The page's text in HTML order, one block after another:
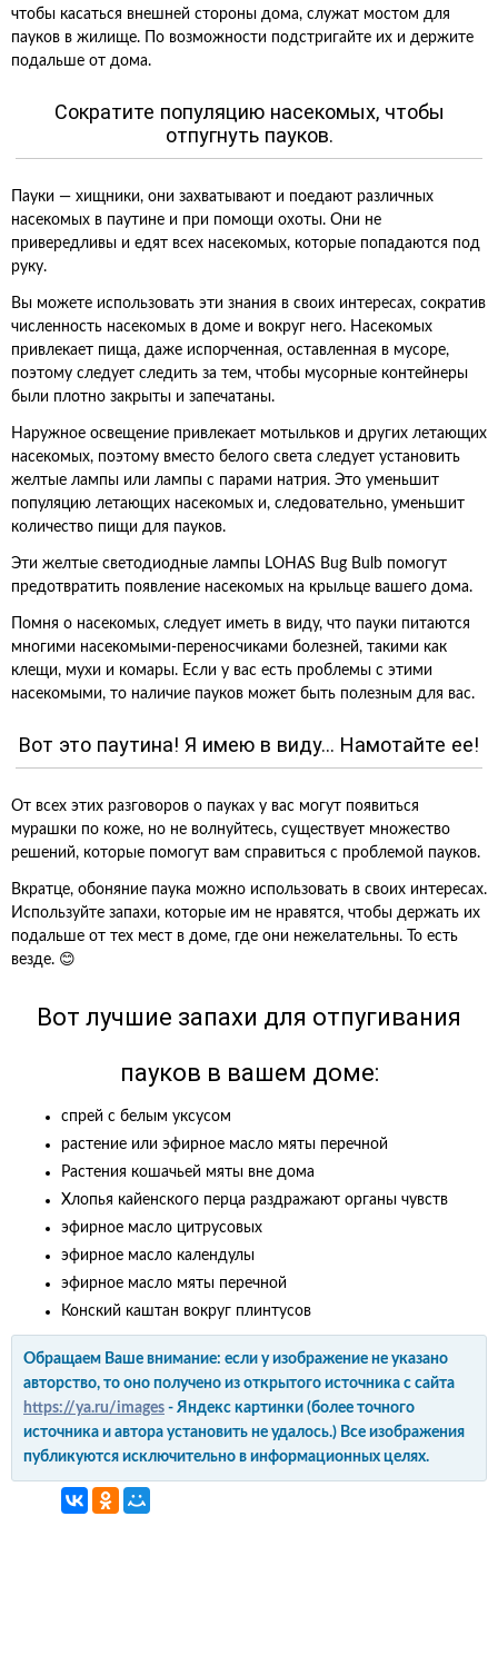
чтобы касаться внешней стороны дома, служат мостом для
пауков в жилище. По возможности подстригайте их и держите
подальше от дома.
Сократите популяцию насекомых, чтобы
отпугнуть пауков.
Пауки — хищники, они захватывают и поедают различных
насекомых в паутине и при помощи охоты. Они не
привередливы и едят всех насекомых, которые попадаются под
руку.
Вы можете использовать эти знания в своих интересах, сократив
численность насекомых в доме и вокруг него. Насекомых
привлекает пища, даже испорченная, оставленная в мусоре,
поэтому следует следить за тем, чтобы мусорные контейнеры
были плотно закрыты и запечатаны.
Наружное освещение привлекает мотыльков и других летающих
насекомых, поэтому вместо белого света следует установить
желтые лампы или лампы с парами натрия. Это уменьшит
популяцию летающих насекомых и, следовательно, уменьшит
количество пищи для пауков.
Эти желтые светодиодные лампы LOHAS Bug Bulb помогут
предотвратить появление насекомых на крыльце вашего дома.
Помня о насекомых, следует иметь в виду, что пауки питаются
многими насекомыми-переносчиками болезней, такими как
клещи, мухи и комары. Если у вас есть проблемы с этими
насекомыми, то наличие пауков может быть полезным для вас.
Вот это паутина! Я имею в виду… Намотайте ее!
От всех этих разговоров о пауках у вас могут появиться
мурашки по коже, но не волнуйтесь, существует множество
решений, которые помогут вам справиться с проблемой пауков.
Вкратце, обоняние паука можно использовать в своих интересах.
Используйте запахи, которые им не нравятся, чтобы держать их
подальше от тех мест в доме, где они нежелательны. То есть
везде. 😊
Вот лучшие запахи для отпугивания
пауков в вашем доме:
спрей с белым уксусом
растение или эфирное масло мяты перечной
Растения кошачьей мяты вне дома
Хлопья кайенского перца раздражают органы чувств
эфирное масло цитрусовых
эфирное масло календулы
эфирное масло мяты перечной
Конский каштан вокруг плинтусов
Обращаем Ваше внимание: если у изображение не указано
авторство, то оно получено из открытого источника с сайта
https://ya.ru/images - Яндекс картинки (более точного
источника и автора установить не удалось.) Все изображения
публикуются исключительно в информационных целях.